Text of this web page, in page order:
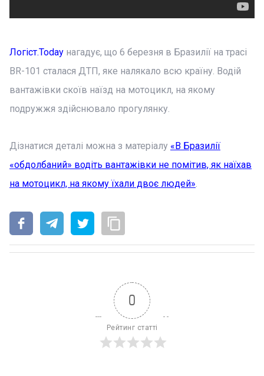
Логіст.Today нагадує, що 6 березня в Бразилії на трасі
BR-101 сталася ДТП, яке налякало всю країну. Водій
вантажівки скоїв наїзд на мотоцикл, на якому
подружжя здійснювало прогулянку.
Дізнатися деталі можна з матеріалу «В Бразилії
«обдолбаний» водіть вантажівки не помітив, як наїхав
на мотоцикл, на якому їхали двоє людей».
0
Рейтинг статті